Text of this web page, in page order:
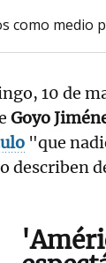
como medio
10 de
Goyo
"que
describen
'